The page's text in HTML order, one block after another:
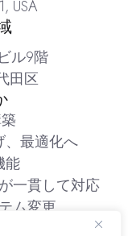
USA
ル9階
田区
、最適化へ
能
一貫して対応
ム変更